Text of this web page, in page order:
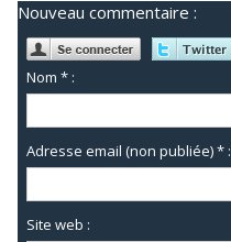
Nouveau commentaire :
Nom * :
Adresse email (non publiée) * :
Site web :